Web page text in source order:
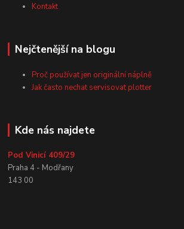
Kontakt
Nejčtenější na blogu
Proč používat jen originální náplně
Jak často nechat servisovat plotter
Kde nás najdete
Pod Vinicí 409/29
Praha 4 - Modřany
143 00